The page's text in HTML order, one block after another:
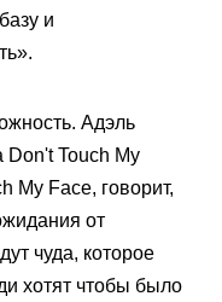
и
Адэль
Don't Touch My
My Face, говорит,
от
чуда, которое
хотят чтобы было